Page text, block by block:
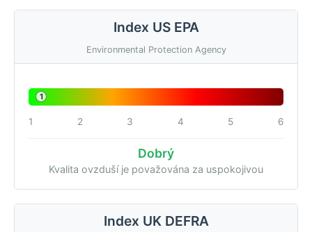
Index US EPA
Environmental Protection Agency
1
1 2 3 4 5 6
Dobrý
Kvalita ovzduší je považována za uspokojivou
Index UK DEFRA